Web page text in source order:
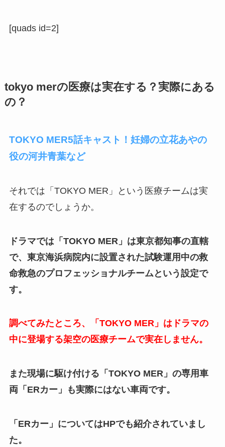
[quads id=2]
tokyo merの医療は実在する？実際にある
の？
TOKYO MER5話キャスト！妊婦の立花あやの
役の河井青葉など
それでは「TOKYO MER」という医療チームは実
在するのでしょうか。
ドラマでは「TOKYO MER」は東京都知事の直轄
で、東京海浜病院内に設置された試験運用中の救
命救急のプロフェッショナルチームという設定で
す。
調べてみたところ、「TOKYO MER」はドラマの
中に登場する架空の医療チームで実在しません。
また現場に駆け付ける「TOKYO MER」の専用車
両「ERカー」も実際にはない車両です。
「ERカー」についてはHPでも紹介されていまし
た。